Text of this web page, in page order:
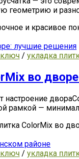
геометрию и
и красивое
ключ / укладка
во
настроение
рамкой —
ColorMix во
ключ / укладка